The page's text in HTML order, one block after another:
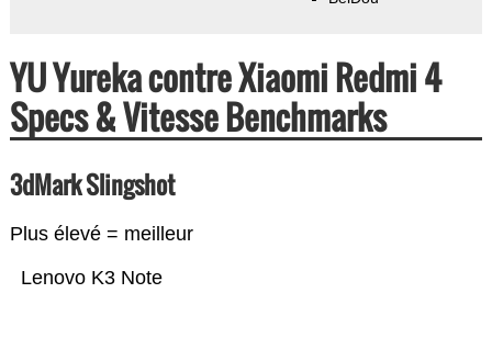
YU Yureka contre Xiaomi Redmi 4
Specs & Vitesse Benchmarks
3dMark Slingshot
Plus élevé = meilleur
Lenovo K3 Note